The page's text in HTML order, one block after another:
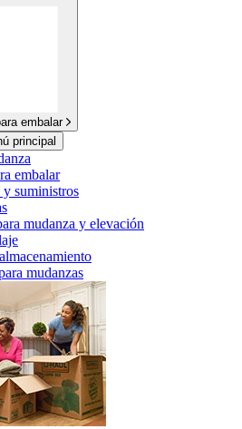
embalar
principal
embalar
y suministros
mudanza y elevación
mudanzas